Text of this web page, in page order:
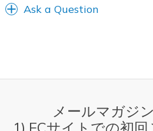
Ask a Question
メールマガジ